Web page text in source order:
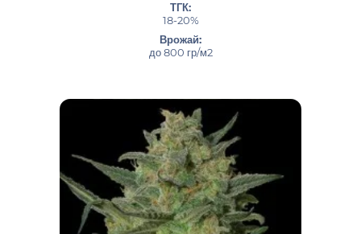
ТГК:
18-20%
Врожай:
до 800 гр/м2